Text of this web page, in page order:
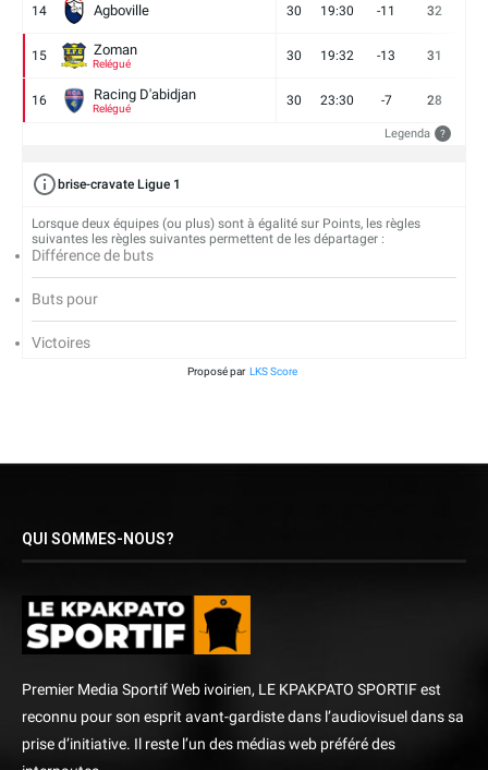
14 Agboville 30 19:30 -11 32
15 Zoman
Relégué
30 19:32 -13 31
16 Racing D'abidjan
Relégué
30 23:30 -7 28
Legenda ?
brise-cravate Ligue 1
Lorsque deux équipes (ou plus) sont à égalité sur Points, les règles
suivantes les règles suivantes permettent de les départager :
Différence de buts
Buts pour
Victoires
Proposé par LKS Score
QUI SOMMES-NOUS?
Premier Media Sportif Web ivoirien, LE KPAKPATO SPORTIF est
reconnu pour son esprit avant-gardiste dans l’audiovisuel dans sa
prise d’initiative. Il reste l’un des médias web préféré des